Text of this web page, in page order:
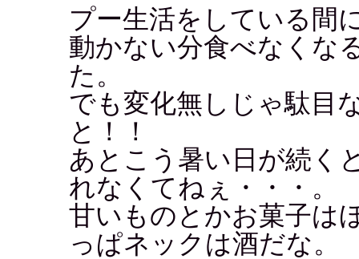
プー生活をしている間
動かない分食べなくな
た。
でも変化無しじゃ駄目
と！！
あとこう暑い日が続く
れなくてねぇ・・・。
甘いものとかお菓子は
っぱネックは酒だな。